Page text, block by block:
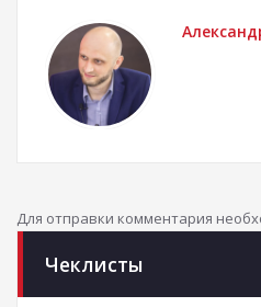
Для отправки комментария
Чеклисты